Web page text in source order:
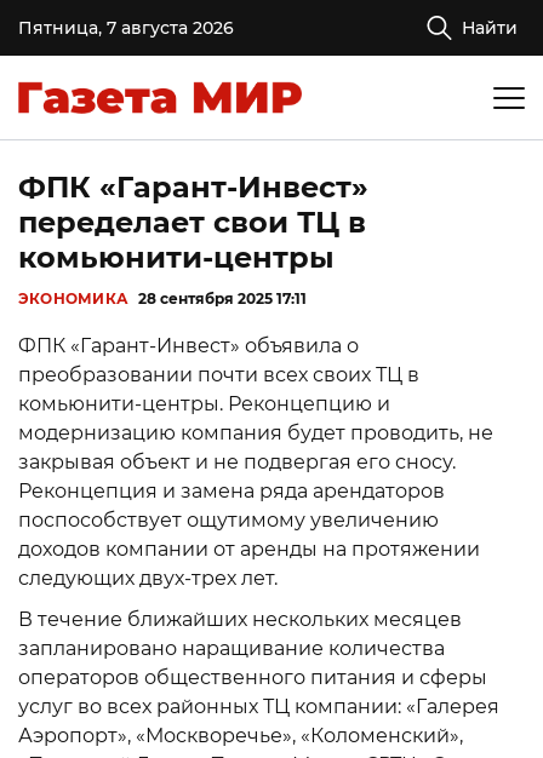
Пятница, 7 августа 2026 Найти
ФПК «Гарант-Инвест»
переделает свои ТЦ в
комьюнити-центры
ЭКОНОМИКА 28 сентября 2025 17:11
ФПК «Гарант-Инвест» объявила о
преобразовании почти всех своих ТЦ в
комьюнити-центры. Реконцепцию и
модернизацию компания будет проводить, не
закрывая объект и не подвергая его сносу.
Реконцепция и замена ряда арендаторов
поспособствует ощутимому увеличению
доходов компании от аренды на протяжении
следующих двух-трех лет.
В течение ближайших нескольких месяцев
запланировано наращивание количества
операторов общественного питания и сферы
услуг во всех районных ТЦ компании: «Галерея
Аэропорт», «Москворечье», «Коломенский»,